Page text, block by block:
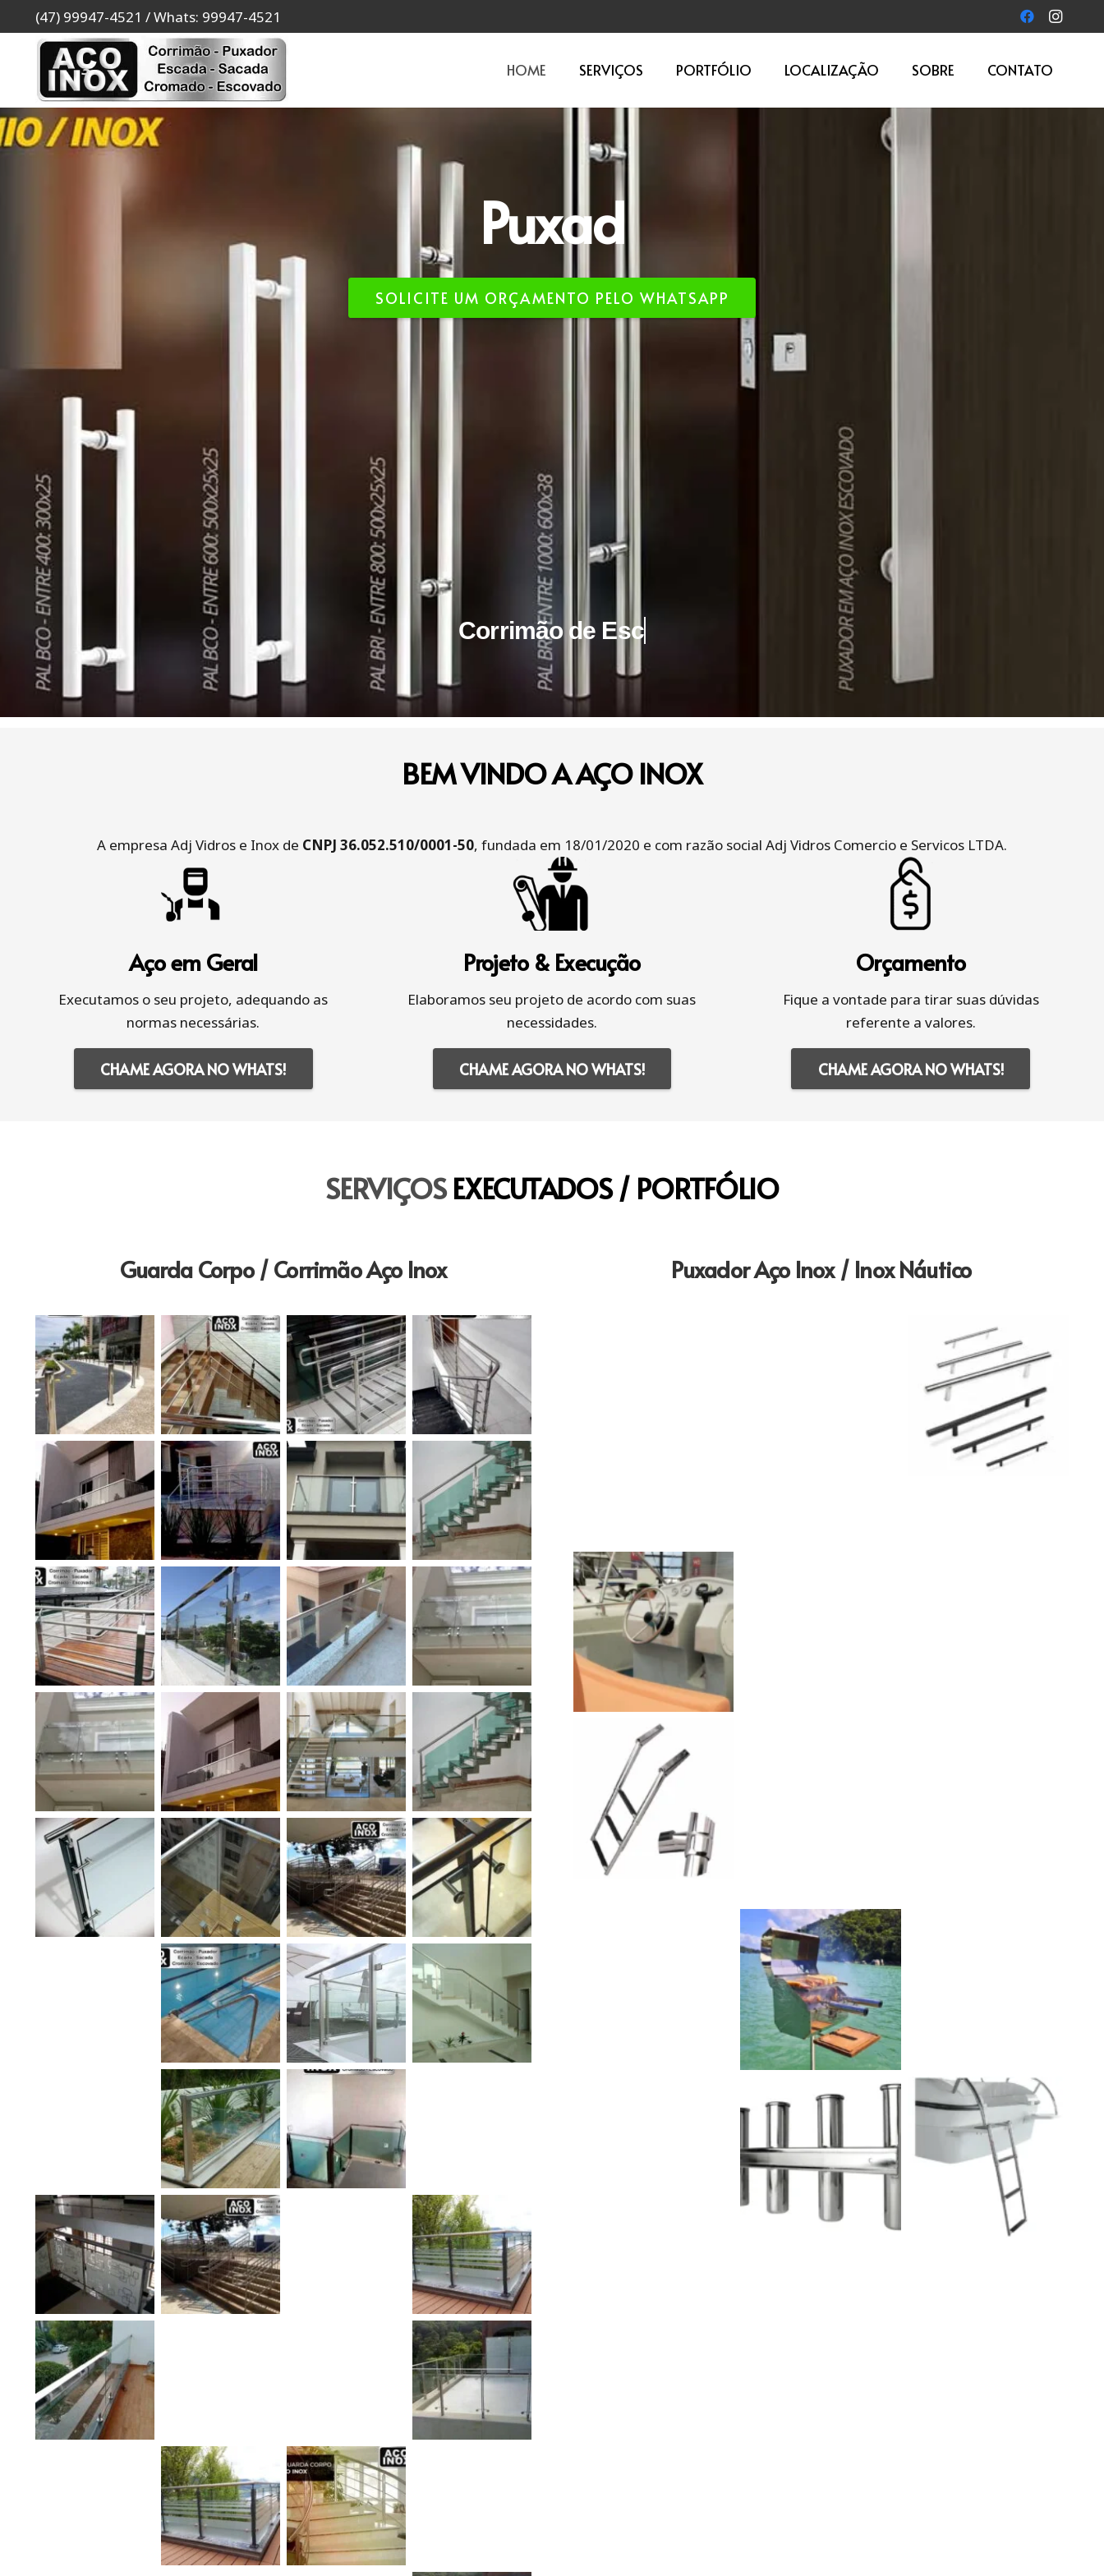
(47) 99947-4521 / Whats: 99947-4521
HOME SERVIÇOS PORTFÓLIO LOCALIZAÇÃO SOBRE CONTATO
Aço In
SOLICITE UM ORÇAMENTO PELO WHATSAPP
Corrimão de Escada
BEM VINDO A AÇO INOX
A empresa Adj Vidros e Inox de CNPJ 36.052.510/0001-50, fundada em 18/01/2020 e com razão social Adj Vidros Comercio e Servicos LTDA.
Aço em Geral
Executamos o seu projeto, adequando as
normas necessárias.
CHAME AGORA NO WHATS!
Projeto & Execução
Elaboramos seu projeto de acordo com suas
necessidades.
CHAME AGORA NO WHATS!
Orçamento
Fique a vontade para tirar suas dúvidas
referente a valores.
CHAME AGORA NO WHATS!
SERVIÇOSEXECUTADOS / PORTFÓLIO
Guarda Corpo / Corrimão Aço Inox Puxador Aço Inox / Inox Náutico